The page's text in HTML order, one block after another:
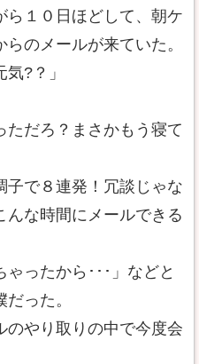
ら１０日ほどして、朝ケ
のメールが来ていた。
?？」
ただろ？まさかもう寝て
子で８連発！冗談じゃな
んな時間にメールできる
ゃったから･･･」などと
った。
のやり取りの中で今度会